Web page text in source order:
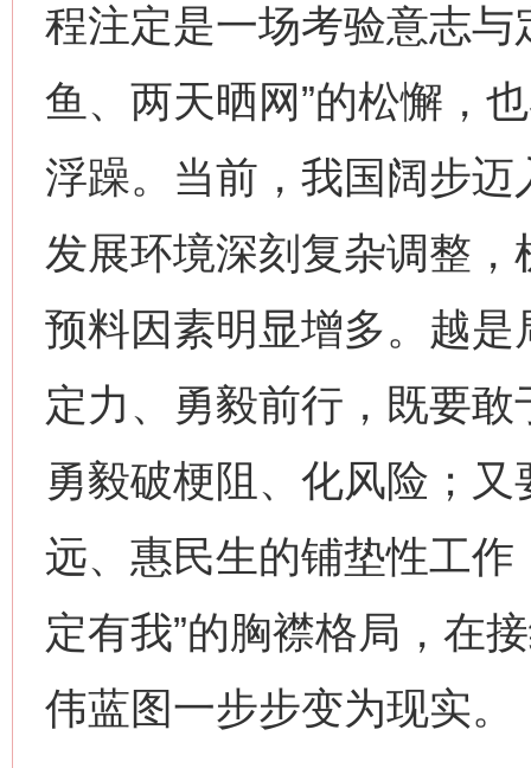
程注定是一场考验意志与
鱼、两天晒网”的松懈，
浮躁。当前，我国阔步迈
发展环境深刻复杂调整
预料因素明显增多。越
定力、勇毅前行，既要
勇毅破梗阻、化风险；
远、惠民生的铺垫性工作
定有我”的胸襟格局，在
伟蓝图一步步变为现实。